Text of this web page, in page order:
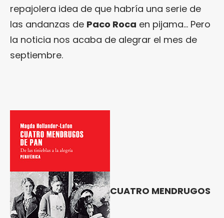
repajolera idea de que habría una serie de
las andanzas de Paco Roca en pijama… Pero
la noticia nos acaba de alegrar el mes de
septiembre.
CUATRO MENDRUGOS